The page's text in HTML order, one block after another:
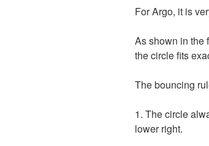
For Argo, it is
As shown in the
the circle fits
The bouncing
1. The circle
lower right.